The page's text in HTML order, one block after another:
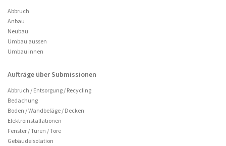
Abbruch
Anbau
Neubau
Umbau aussen
Umbau innen
Aufträge über Submissionen
Abbruch / Entsorgung / Recycling
Bedachung
Boden / Wandbeläge / Decken
Elektroinstallationen
Fenster / Türen / Tore
Gebäudeisolation